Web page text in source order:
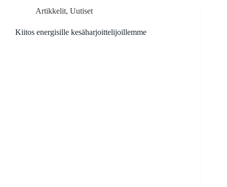
Artikkelit, Uutiset
Kiitos energisille kesäharjoittelijoillemme